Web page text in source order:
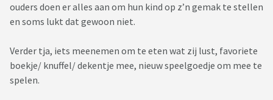
ouders doen er alles aan om hun kind op z’n gemak te stellen
en soms lukt dat gewoon niet.
Verder tja, iets meenemen om te eten wat zij lust, favoriete
boekje/ knuffel/ dekentje mee, nieuw speelgoedje om mee te
spelen.